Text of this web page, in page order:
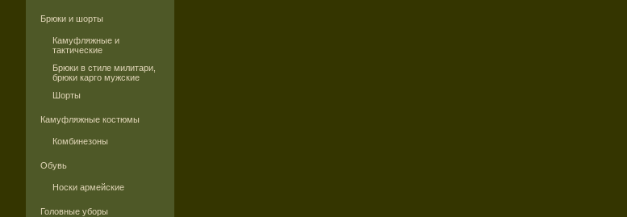
Брюки и шорты
Камуфляжные и
тактические
Брюки в стиле милитари,
брюки карго мужские
Шорты
Камуфляжные костюмы
Комбинезоны
Обувь
Носки армейские
Головные уборы